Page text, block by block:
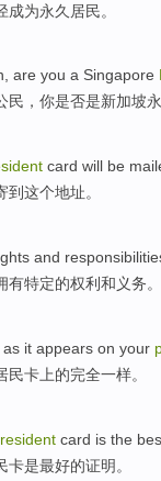
成为永久 居民。
, are you a Singapore
民，你是否是新加坡
card will be
到这个地址。
and
有特定的权利 和 义务。
as it appears on your
民卡 上的完全一样。
resident card is the
卡是最好的证明。